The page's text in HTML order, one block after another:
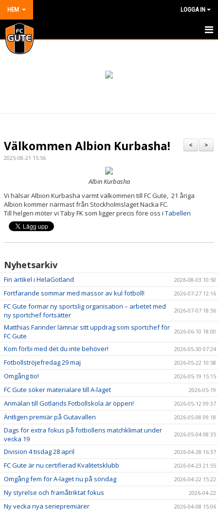
HEM LOGGA IN
HEM
DOKUMENT
MATCHER
BILDGALLERI
>
<
Välkommen Albion Kurbasha!
2025-08-21 15:56
Albin Kurbasha
Vi hälsar Albion Kurbasha varmt välkommen till FC Gute, 21 åriga
Albion kommer närmast från Stockholmslaget Nacka FC.
Till helgen möter vi Täby FK som ligger precis före oss i Tabellen
Nyhetsarkiv
Fin artikel i HelaGotland 2026-08-03 10:50
Fortfarande sommar med massor av kul fotboll! 2026-07-27 12:16
FC Gute formar ny sportslig organisation – arbetet med
ny sportchef fortsätter
2026-07-07 18:56
Matthias Farinder lämnar sitt uppdrag som sportchef för
FC Gute
2026-06-10 18:00
Kom förbi med det du inte behöver! 2026-05-30 07:24
Fotbollströjefredag 29 maj 2026-05-22 10:58
Omgång tio! 2026-05-19 15:15
FC Gute söker materialare till A-laget 2026-05-19
Anmälan till Gotlands Fotbollskola är öppen! 2026-05-12 09:37
Äntligen premiär på Gutavallen 2026-05-08 09:18
Dags för extra fokus på fotbollens matchklimat under
vecka 19
2026-05-04 08:35
Division 4 tisdag 28 april 2026-04-28 16:37
FC Gute är nu certifierad Kvalitetsklubb 2026-04-23 21:55
Omgång fem för A-laget nu på söndag 2026-04-22 15:22
Ny styrelse och framåtriktat fokus 2026-04-22
Ny vecka nya seriepremiärer 2026-04-08 15:06